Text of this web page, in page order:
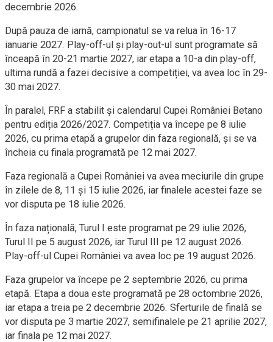
decembrie 2026.
După pauza de iarnă, campionatul se va relua în 16-17
ianuarie 2027. Play-off-ul și play-out-ul sunt programate să
înceapă în 20-21 martie 2027, iar etapa a 10-a din play-off,
ultima rundă a fazei decisive a competiției, va avea loc în 29-
30 mai 2027.
În paralel, FRF a stabilit și calendarul Cupei României Betano
pentru ediția 2026/2027. Competiția va începe pe 8 iulie
2026, cu prima etapă a grupelor din faza regională, și se va
încheia cu finala programată pe 12 mai 2027.
Faza regională a Cupei României va avea meciurile din grupe
în zilele de 8, 11 și 15 iulie 2026, iar finalele acestei faze se
vor disputa pe 18 iulie 2026.
În faza națională, Turul I este programat pe 29 iulie 2026,
Turul II pe 5 august 2026, iar Turul III pe 12 august 2026.
Play-off-ul Cupei României va avea loc pe 19 august 2026.
Faza grupelor va începe pe 2 septembrie 2026, cu prima
etapă. Etapa a doua este programată pe 28 octombrie 2026,
iar etapa a treia pe 2 decembrie 2026. Sferturile de finală se
vor disputa pe 3 martie 2027, semifinalele pe 21 aprilie 2027,
iar finala pe 12 mai 2027.